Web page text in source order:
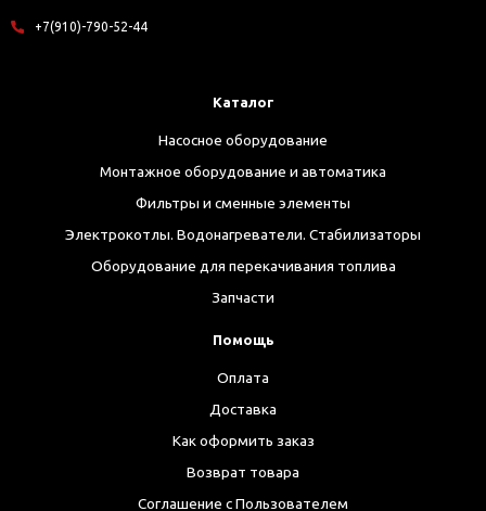
+7(910)-790-52-44
Каталог
Насосное оборудование
Монтажное оборудование и автоматика
Фильтры и сменные элементы
Электрокотлы. Водонагреватели. Стабилизаторы
Оборудование для перекачивания топлива
Запчасти
Помощь
Оплата
Доставка
Как оформить заказ
Возврат товара
Соглашение с Пользователем